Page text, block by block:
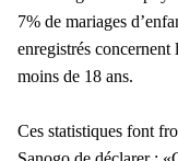
7% de mariages
enregistrés
moins de 18 ans.
Ces statistiques font